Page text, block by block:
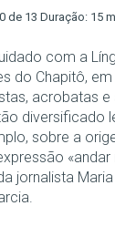
de 13 Duração: 15
com a
do Chapitô,
acrobatas
diversificado
sobre a
jornalista